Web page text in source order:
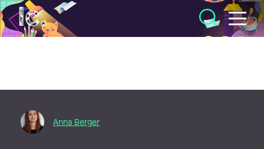
Illustratörcentrum
Anna Berger